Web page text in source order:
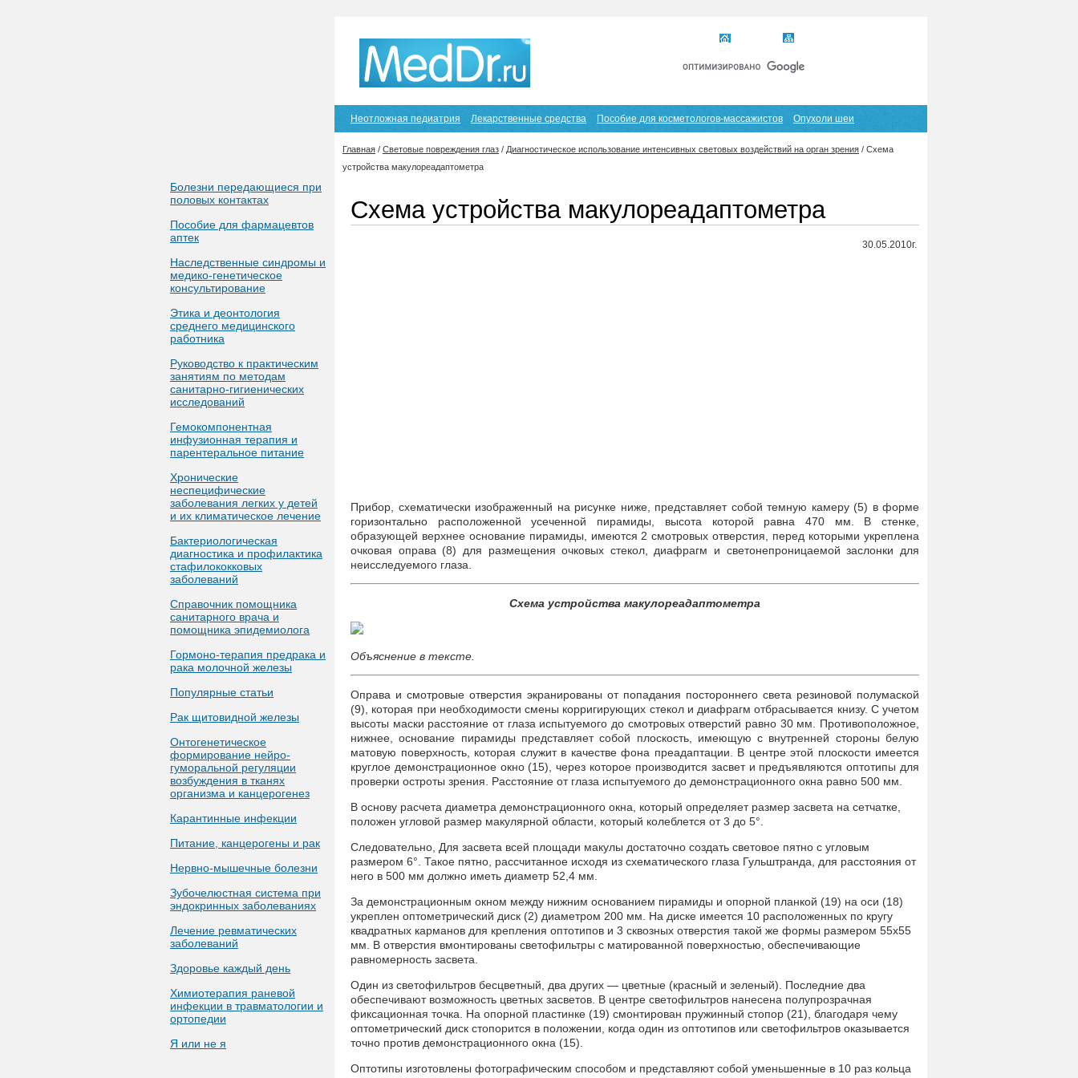
Болезни передающиеся при
половых контактах
Пособие для фармацевтов
аптек
Наследственные синдромы и
медико-генетическое
консультирование
Этика и деонтология
среднего медицинского
работника
Руководство к практическим
занятиям по методам
санитарно-гигиенических
исследований
Гемокомпонентная
инфузионная терапия и
парентеральное питание
Хронические
неспецифические
заболевания легких у детей
и их климатическое лечение
Бактериологическая
диагностика и профилактика
стафилококковых
заболеваний
Справочник помощника
санитарного врача и
помощника эпидемиолога
Гормоно-терапия предрака и
рака молочной железы
Популярные статьи
Рак щитовидной железы
Онтогенетическое
формирование нейро-
гуморальной регуляции
возбуждения в тканях
организма и канцерогенез
Карантинные инфекции
Питание, канцерогены и рак
Нервно-мышечные болезни
Зубочелюстная система при
эндокринных заболеваниях
Лечение ревматических
заболеваний
Здоровье каждый день
Химиотерапия раневой
инфекции в травматологии и
ортопедии
Я или не я
Неотложная педиатрия Лекарственные средства Пособие для косметологов-массажистов Опухоли шеи
Главная / Световые повреждения глаз / Диагностическое использование интенсивных световых воздействий на орган зрения / Схема
устройства макулореадаптометра
Схема устройства макулореадаптометра
30.05.2010г.
Прибор, схематически изображенный на рисунке ниже, представляет собой темную камеру (5) в форме
горизонтально расположенной усеченной пирамиды, высота которой равна 470 мм. В стенке,
образующей верхнее основание пирамиды, имеются 2 смотровых отверстия, перед которыми укреплена
очковая оправа (8) для размещения очковых стекол, диафрагм и светонепроницаемой заслонки для
неисследуемого глаза.
Схема устройства макулореадаптометра
Объяснение в тексте.
Оправа и смотровые отверстия экранированы от попадания постороннего света резиновой полумаской
(9), которая при необходимости смены корригирующих стекол и диафрагм отбрасывается книзу. С учетом
высоты маски расстояние от глаза испытуемого до смотровых отверстий равно 30 мм. Противоположное,
нижнее, основание пирамиды представляет собой плоскость, имеющую с внутренней стороны белую
матовую поверхность, которая служит в качестве фона преадаптации. В центре этой плоскости имеется
круглое демонстрационное окно (15), через которое производится засвет и предъявляются оптотипы для
проверки остроты зрения. Расстояние от глаза испытуемого до демонстрационного окна равно 500 мм.
В основу расчета диаметра демонстрационного окна, который определяет размер засвета на сетчатке,
положен угловой размер макулярной области, который колеблется от 3 до 5°.
Следовательно, Для засвета всей площади макулы достаточно создать световое пятно с угловым
размером 6°. Такое пятно, рассчитанное исходя из схематического глаза Гульштранда, для расстояния от
него в 500 мм должно иметь диаметр 52,4 мм.
За демонстрационным окном между нижним основанием пирамиды и опорной планкой (19) на оси (18)
укреплен оптометрический диск (2) диаметром 200 мм. На диске имеется 10 расположенных по кругу
квадратных карманов для крепления оптотипов и 3 сквозных отверстия такой же формы размером 55x55
мм. В отверстия вмонтированы светофильтры с матированной поверхностью, обеспечивающие
равномерность засвета.
Один из светофильтров бесцветный, два других — цветные (красный и зеленый). Последние два
обеспечивают возможность цветных засветов. В центре светофильтров нанесена полупрозрачная
фиксационная точка. На опорной пластинке (19) смонтирован пружинный стопор (21), благодаря чему
оптометрический диск стопорится в положении, когда один из оптотипов или светофильтров оказывается
точно против демонстрационного окна (15).
Оптотипы изготовлены фотографическим способом и представляют собой уменьшенные в 10 раз кольца